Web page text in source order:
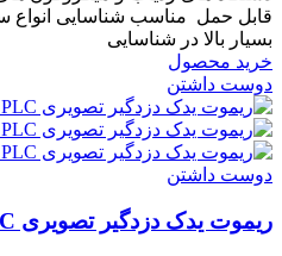
قابل حمل مناسب شناسایی
بسیار بالا در شناسایی
خرید محصول
دوست داشتن
دوست داشتن
ریموت یدک دزدگیر تصویری PLC مدل PRO